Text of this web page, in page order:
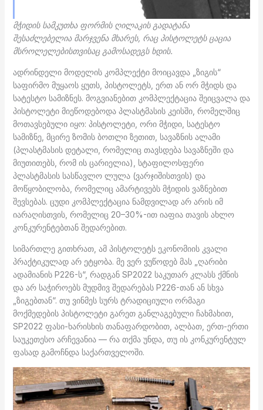
მჭიდის სამკუთხა ფორმის ღილაკის გადატანა
შესაძლებელია მარჯვენა მხარეს, რაც პისტოლეტს ცაცია
მსროლელებისთვისაც გამოსადეგს ხდის.
ადრინდელი მოდელის კომპლექტი მოიცავდა „ზიგის“
საფირმო მუყაოს ყუთს, პისტოლეტს, ერთ ან ორ მჭიდს და
სატესტო სამიზნეს. მოგვიანებით კომპლექტაცია შეიცვალა და
პისტოლეტი მიეწოდებოდა პლასტმასის კეისში, რომელშიც
მოთავსებული იყო: პისტოლეტი, ორი მჭიდი, სატესტო
სამიზნე, მცირე ზომის ბოთლი ზეთით, სავაზნის ალამი
(პლასტმასის დეტალი, რომელიც თავსდება სავაზნეში და
მიუთითებს, რომ ის ცარიელია), სტაფილოსფერი
პლასტმასის სასწავლო ლულა (ვარჯიშისთვის) და
მოწყობილობა, რომელიც ამარტივებს მჭიდის ვაზნებით
შევსებას. ცუდი კომპლექტაცია ნამდვილად არ არის იმ
იარაღისთვის, რომელიც 20–30%-ით იაფია თავის ახლო
კონკურენტებთან შედარებით.
სიმართლე გითხრათ, ამ პისტოლეტს ეკონომიის კვალი
პრაქტიკულად არ ეტყობა. მე ვერ ვუწოდებ მას „ღარიბი
ადამიანის P226-ს“, რადგან SP2022 საკუთარ კლასს ქმნის
და არ საჭიროებს მუდმივ შედარებას P226-თან ან სხვა
„ზიგებთან“. თუ ვინმეს სურს ტრადიციული ორმაგი
მოქმედების პისტოლეტი გარეთ განლაგებული ჩახმახით,
SP2022 ფასი-ხარისხის თანაფარდობით, ალბათ, ერთ-ერთი
საუკეთესო არჩევანია — რა თქმა უნდა, თუ ის კონკურენტულ
ფასად გამოჩნდა საქართველოში.